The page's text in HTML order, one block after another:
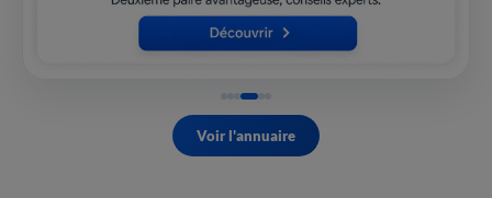
Voir l'annuaire